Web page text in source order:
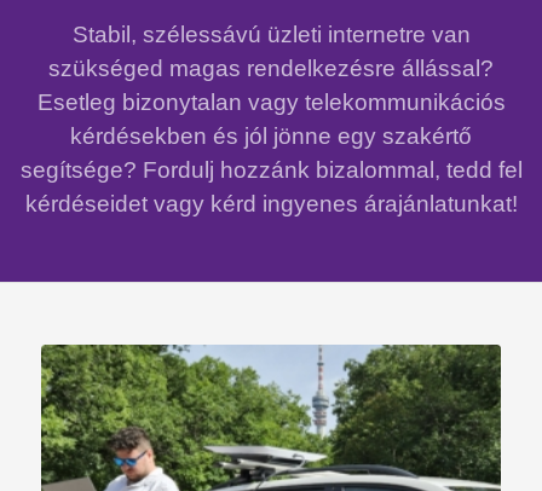
Stabil, szélessávú üzleti internetre van
szükséged magas rendelkezésre állással?
Esetleg bizonytalan vagy telekommunikációs
kérdésekben és jól jönne egy szakértő
segítsége? Fordulj hozzánk bizalommal, tedd fel
kérdéseidet vagy kérd ingyenes árajánlatunkat!